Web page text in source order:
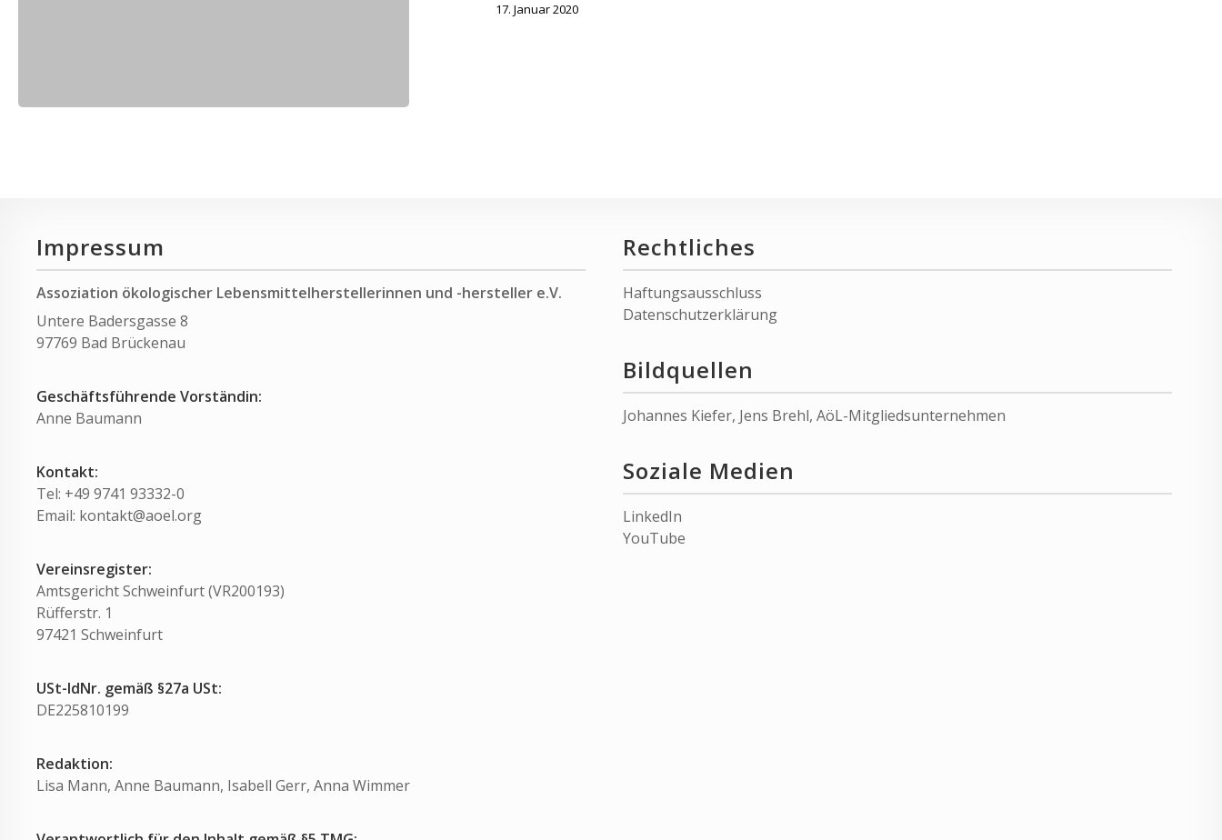
17. Januar 2020
Impressum
Assoziation ökologischer Lebensmittelherstellerinnen und -hersteller e.V.
Untere Badersgasse 8
97769 Bad Brückenau
Geschäftsführende Vorständin:
Anne Baumann
Kontakt:
Tel: +49 9741 93332-0
Email: kontakt@aoel.org
Vereinsregister:
Amtsgericht Schweinfurt (VR200193)
Rüfferstr. 1
97421 Schweinfurt
USt-IdNr. gemäß §27a USt:
DE225810199
Redaktion:
Lisa Mann, Anne Baumann, Isabell Gerr, Anna Wimmer
Rechtliches
Haftungsausschluss
Datenschutzerklärung
Bildquellen
Johannes Kiefer, Jens Brehl, AöL-Mitgliedsunternehmen
Soziale Medien
LinkedIn
YouTube